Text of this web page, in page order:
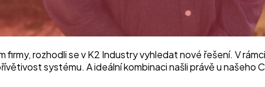
rozhodli se v K2 Industry vyhledat nové řešení. V
systému. A ideální kombinaci našli právě u našeho